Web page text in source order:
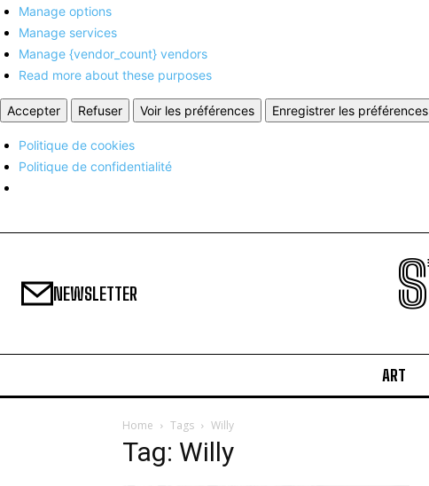
Manage options
Manage services
Manage {vendor_count} vendors
Read more about these purposes
Accepter Refuser Voir les préférences Enregistrer les préférences
Politique de cookies
Politique de confidentialité
NEWSLETTER
ART
Home Tags Willy
Tag: Willy